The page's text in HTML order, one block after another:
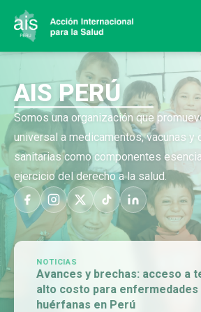
AIS PERÚ
Somos una organización que
universal a medicamentos, vacunas y
sanitarias como componentes
ejercicio del derecho a la salud.
NOTICIAS
Avances y brechas: acceso a
alto costo para enfermedades
huérfanas en Perú